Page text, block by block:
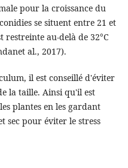
pour la croissance du
se situent entre 21 et
restreinte au-delà de 32°C
al., 2017).
il est conseillé d'éviter
la taille. Ainsi qu'il est
plantes en les gardant
sec pour éviter le stress